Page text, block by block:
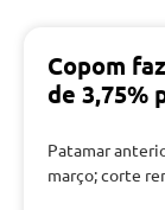
Copom
de 3,75%
Patamar
março; corte